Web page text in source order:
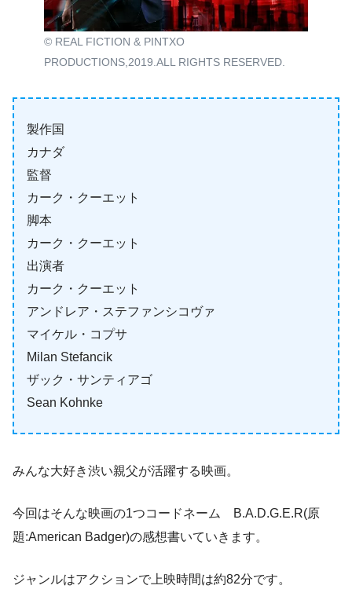
© REAL FICTION & PINTXO
PRODUCTIONS,2019.ALL RIGHTS RESERVED.
製作国
カナダ
監督
カーク・クーエット
脚本
カーク・クーエット
出演者
カーク・クーエット
アンドレア・ステファンシコヴァ
マイケル・コプサ
Milan Stefancik
ザック・サンティアゴ
Sean Kohnke
みんな大好き渋い親父が活躍する映画。
今回はそんな映画の1つコードネーム B.A.D.G.E.R(原
題:American Badger)の感想書いていきます。
ジャンルはアクションで上映時間は約82分です。